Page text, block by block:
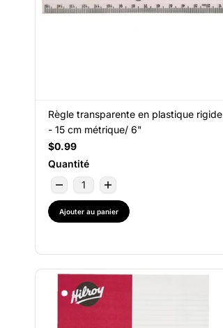
Règle transparente en plastique rigide
- 15 cm métrique/ 6"
$0.99
Quantité
Ajouter au panier